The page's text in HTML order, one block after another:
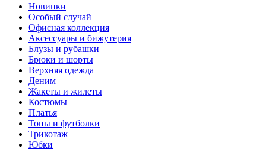
Новинки
Особый случай
Офисная коллекция
Аксессуары и бижутерия
Блузы и рубашки
Брюки и шорты
Верхняя одежда
Деним
Жакеты и жилеты
Костюмы
Платья
Топы и футболки
Трикотаж
Юбки